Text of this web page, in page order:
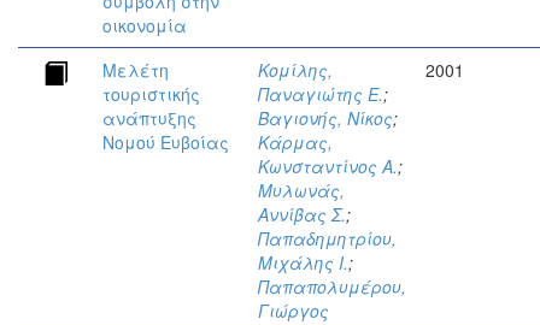
οικονομία
Μελέτη
τουριστικής
ανάπτυξης
Νομού Ευβοίας
Κομίλης,
Παναγιώτης Ε.;
Βαγιονής, Νίκος;
Κάρμας,
Κωνσταντίνος Α.;
Μυλωνάς,
Αννίβας Σ.;
Παπαδημητρίου,
Μιχάλης Ι.;
Παπαπολυμέρου,
Γιώργος
2001